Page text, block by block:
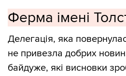
Ферма імені
Делегація, яка
не привезла добрих
байдуже, які висновки